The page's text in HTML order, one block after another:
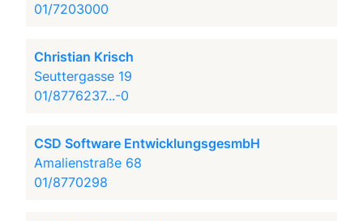
01/7203000
Christian Krisch
Seuttergasse 19
01/8776237...-0
CSD Software EntwicklungsgesmbH
Amalienstraße 68
01/8770298